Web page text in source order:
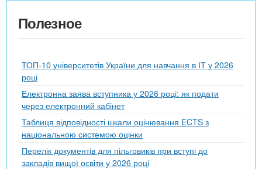
Полезное
ТОП-10 університетів України для навчання в ІТ у 2026
році
Електронна заява вступника у 2026 році: як подати
через електронний кабінет
Таблиця відповідності шкали оцінювання ECTS з
національною системою оцінки
Перелік документів для пільговиків при вступі до
закладів вищої освіти у 2026 році